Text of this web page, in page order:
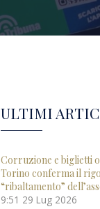
ULTIMI
Corruzione e biglietti
Torino conferma il
“ribaltamento”
9:51 29 Lug 2026